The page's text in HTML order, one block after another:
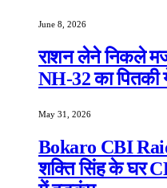
June 8, 2026
राशन लेने निकले
NH-32 का पितकी
May 31, 2026
Bokaro CBI
शक्ति सिंह के घर